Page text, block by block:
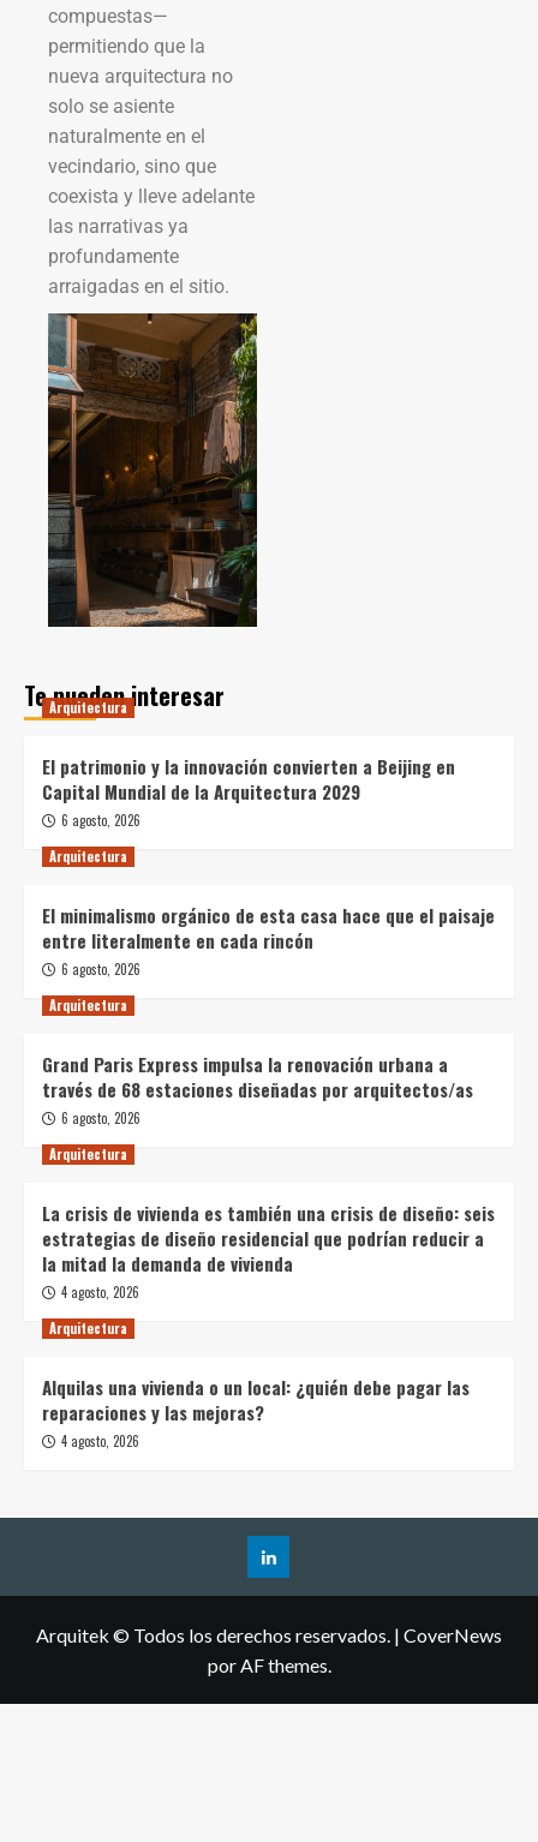
compuestas—
permitiendo que la
nueva arquitectura no
solo se asiente
naturalmente en el
vecindario, sino que
coexista y lleve adelante
las narrativas ya
profundamente
arraigadas en el sitio.
Te pueden interesar
Arquitectura
El patrimonio y la innovación convierten a Beijing en
Capital Mundial de la Arquitectura 2029
6 agosto, 2026
Arquitectura
El minimalismo orgánico de esta casa hace que el paisaje
entre literalmente en cada rincón
6 agosto, 2026
Arquitectura
Grand Paris Express impulsa la renovación urbana a
través de 68 estaciones diseñadas por arquitectos/as
6 agosto, 2026
Arquitectura
La crisis de vivienda es también una crisis de diseño: seis
estrategias de diseño residencial que podrían reducir a
la mitad la demanda de vivienda
4 agosto, 2026
Arquitectura
Alquilas una vivienda o un local: ¿quién debe pagar las
reparaciones y las mejoras?
4 agosto, 2026
Arquitek © Todos los derechos reservados. | CoverNews
por AF themes.